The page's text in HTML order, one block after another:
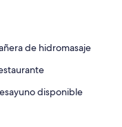
cubierta, una piscina al
de hidromasaje
disponible